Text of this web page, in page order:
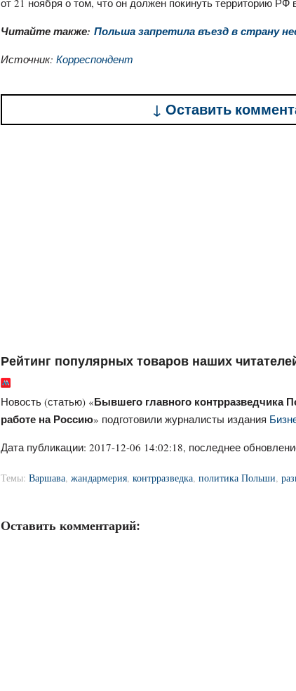
от 21 ноября о том, что он должен покинуть территорию РФ
Читайте также: Польша запретила въезд в страну
Источник: Корреспондент
↓ Оставить
Рейтинг популярных товаров наших
Новость (статью) «Бывшего главного
работе на Россию» подготовили журналисты издания
Дата публикации: 2017-12-06 14:02:18, последнее
Темы: Варшава, жандармерия, контрразведка, политика Польши,
Оставить комментарий: